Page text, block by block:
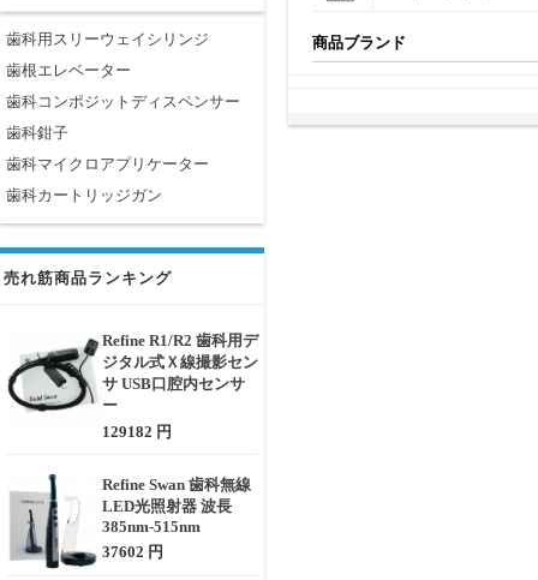
歯科用スリーウェイシリンジ
歯根エレベーター
歯科コンポジットディスペンサー
歯科鉗子
歯科マイクロアプリケーター
歯科カートリッジガン
売れ筋商品ランキング
Refine R1/R2 歯科用デ
ジタル式Ｘ線撮影セン
サ USB口腔内センサ
ー
129182 円
Refine Swan 歯科無線
LED光照射器 波長
385nm-515nm
37602 円
商品ブランド